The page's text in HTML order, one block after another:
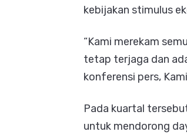
kebijakan stimulus
“Kami merekam
tetap terjaga dan
konferensi pers,
Pada kuartal
untuk mendorong